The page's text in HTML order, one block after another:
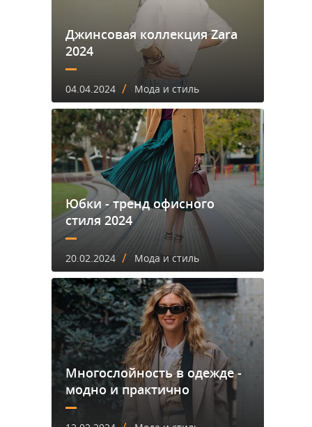
Джинсовая коллекция Zara
2024
04.04.2024 / Мода и стиль
Юбки - тренд офисного
стиля 2024
20.02.2024 / Мода и стиль
Многослойность в одежде -
модно и практично